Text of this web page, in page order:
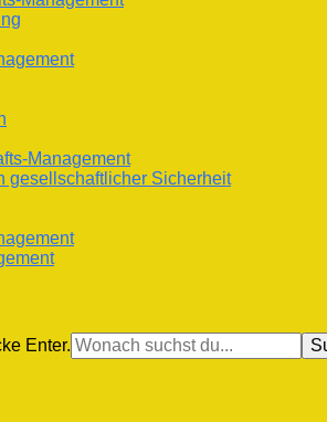
Management
gesellschaftlicher Sicherheit
Enter.